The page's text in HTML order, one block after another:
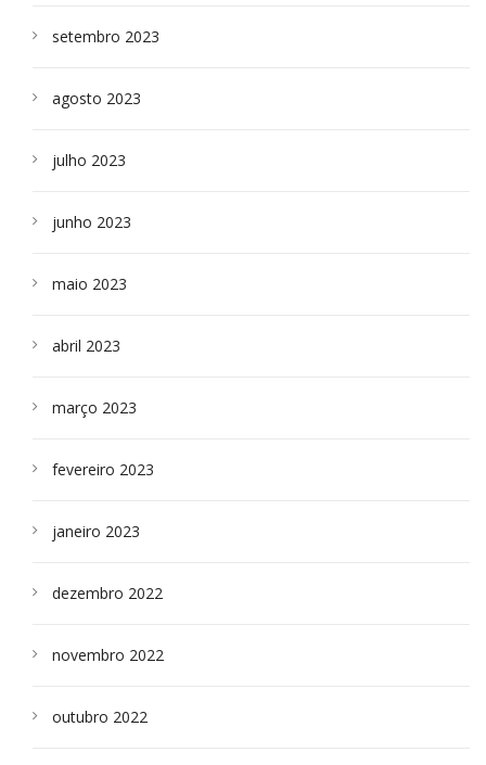
setembro 2023
agosto 2023
julho 2023
junho 2023
maio 2023
abril 2023
março 2023
fevereiro 2023
janeiro 2023
dezembro 2022
novembro 2022
outubro 2022